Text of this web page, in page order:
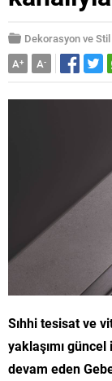
Dekorasyon ve Stil
A+ A-
Sıhhi tesisat ve
yaklaşımı
devam eden